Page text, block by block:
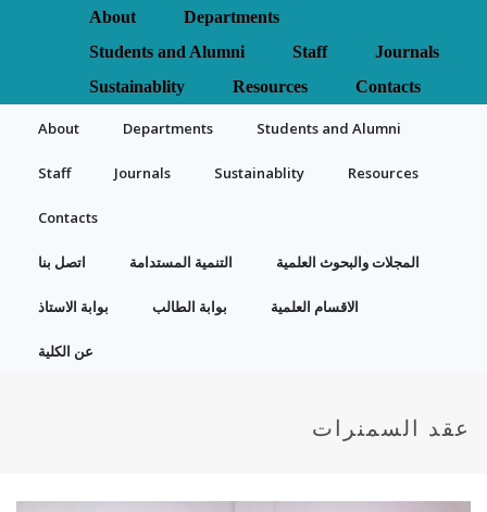
About
Departments
Students and Alumni
Staff
Journals
Sustainablity
Resources Contacts
About Departments Students and Alumni
Staff Journals Sustainablity Resources
Contacts
اتصل بنا التنمية المستدامة المجلات والبحوث العلمية
بوابة الاستاذ بوابة الطالب الاقسام العلمية
عن الكلية
عقد السمنرات